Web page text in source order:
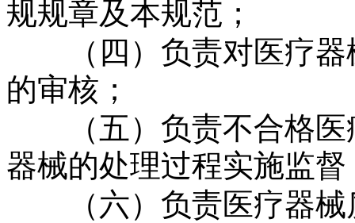
规规章及本规范；
（四）负责对医疗器
的审核；
（五）负责不合格医
器械的处理过程实施监督
（六）负责医疗器械